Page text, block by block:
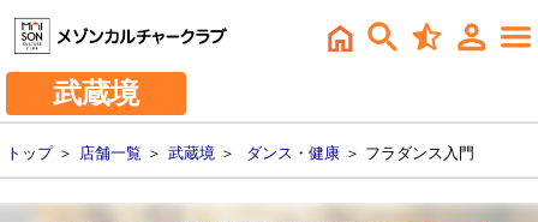
武蔵境
トップ＞ 店舗一覧 ＞ 武蔵境 ＞ ダンス・健康 ＞ フラダンス入門